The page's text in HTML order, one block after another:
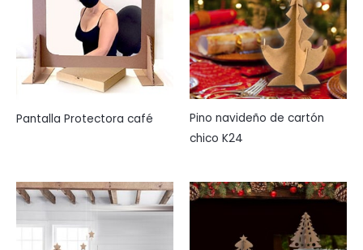
Pantalla Protectora café
Pino navideño de cartón
chico K24